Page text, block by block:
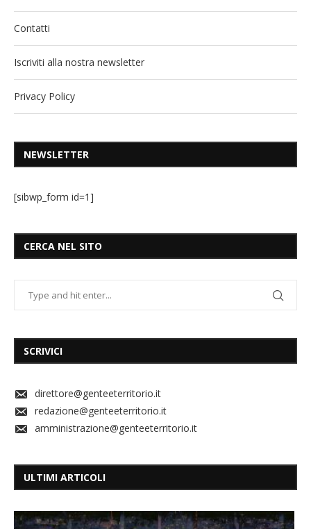
Contatti
Iscriviti alla nostra newsletter
Privacy Policy
NEWSLETTER
[sibwp_form id=1]
CERCA NEL SITO
SCRIVICI
direttore@genteeterritorio.it
redazione@genteeterritorio.it
amministrazione@genteeterritorio.it
ULTIMI ARTICOLI